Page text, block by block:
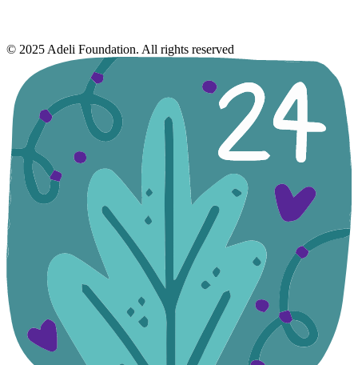
© 2025 Adeli Foundation. All rights reserved